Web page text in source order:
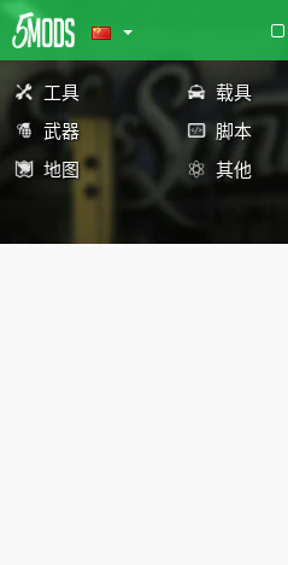
工具 载具
武器
脚本
地图
其他